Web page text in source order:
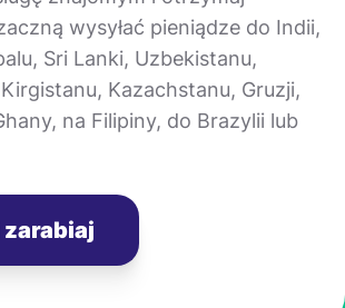
wysyłać pieniądze do Indii,
Sri Lanki, Uzbekistanu,
Kazachstanu, Gruzji,
na Filipiny, do Brazylii lub
zarabiaj